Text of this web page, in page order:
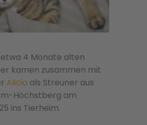
4 Monate alten
kamen zusammen mit
Alicia als Streuner aus
Höchstberg am
ins Tierheim.